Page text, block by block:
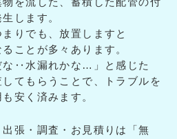
します。
りでも、放置しますと
ことが多々あります。
な‥水漏れかな…」と感じた
てもらうことで、トラブルを
安く済みます。
出張・調査・お見積りは「無